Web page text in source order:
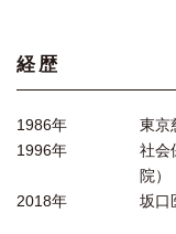
経歴
1986年
東
1996年
社会
院
2018年
坂